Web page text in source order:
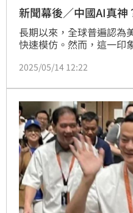
新聞幕後／中國AI真神
長期以來，全球普遍認為
快速模仿。然而，這一印
智慧團隊DeepSeek，在
令人咋舌的600萬美元，
美元的開銷。這一突破不
軟等科技巨頭市值一度蒸
2025/05/14 12:22